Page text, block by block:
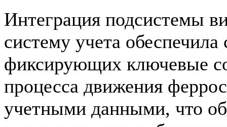
Интеграция подсистемы
систему учета
фиксирующих ключевые
процесса движения
учетными данными, что